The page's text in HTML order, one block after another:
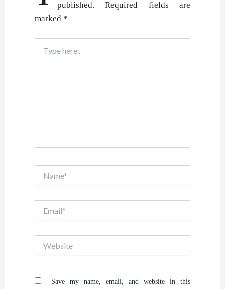
published.
Required fields are
marked *
here..
Save my name, email, and website in this